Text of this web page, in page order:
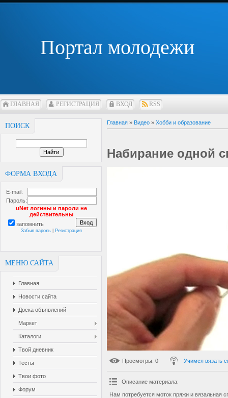
Портал молодежи
ГЛАВНАЯ РЕГИСТРАЦИЯ ВХОД RSS
ПОИСК
ФОРМА ВХОДА
E-mail:
Пароль:
uNet логины и пароли не
действительны
запомнить
Забыл пароль Регистрация
МЕНЮ САЙТА
Главная
Новости сайта
Доска объявлений
Маркет
Каталоги
Твой дневник
Тесты
Твои фото
Форум
Главная » Видео » Хобби и образование
Набирание одной
Просмотры: 0 Учимся вязать
Описание материала:
Нам потребуется моток пряжи и вязальная